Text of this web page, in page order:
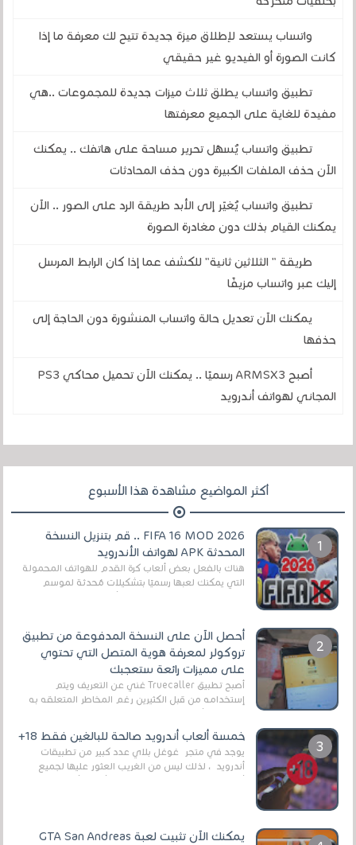
واتساب يستعد لإطلاق ميزة جديدة تتيح لك معرفة ما إذا
كانت الصورة أو الفيديو غير حقيقي
تطبيق واتساب يطلق ثلاث ميزات جديدة للمجموعات ..هي
مفيدة للغاية على الجميع معرفتها
تطبيق واتساب يُسهّل تحرير مساحة على هاتفك .. يمكنك
الآن حذف الملفات الكبيرة دون حذف المحادثات
تطبيق واتساب يُغيّر إلى الأبد طريقة الرد على الصور .. الآن
يمكنك القيام بذلك دون مغادرة الصورة
طريقة " الثلاثين ثانية" للكشف عما إذا كان الرابط المرسل
إليك عبر واتساب مزيفًا
يمكنك الآن تعديل حالة واتساب المنشورة دون الحاجة إلى
حذفها
أصبح ARMSX3 رسميًا .. يمكنك الآن تحميل محاكي PS3
المجاني لهواتف أندرويد
أكثر المواضيع مشاهدة هذا الأسبوع
FIFA 16 MOD 2026 .. قم بتنزيل النسخة
المحدثة APK لهواتف الأندرويد
هناك بالفعل بعض ألعاب كرة القدم للهواتف المحمولة
التي يمكنك لعبها رسميًا بتشكيلات مُحدثة لموسم
أحصل الآن على النسخة المدفوعة من تطبيق
تروكولر لمعرفة هوية المتصل التي تحتوي
على مميزات رائعة ستعجبك
أصبح تطبيق Truecaller غني عن التعريف ويتم
إستخدامه من قبل الكثيرين رغم المخاطر المتعلقه به
خمسة ألعاب أندرويد صالحة للبالغين فقط 18+
يوجد في متجر غوغل بلاي عدد كبير من تطبيقات
أندرويد ، لذلك ليس من الغريب العثور عليها لجميع
يمكنك الآن تثبيت لعبة GTA San Andreas